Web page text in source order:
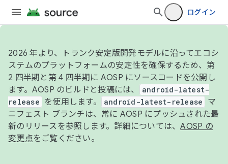
ログイン
2026 年より、トランク安定版開発モデルに沿ってエコシ
ステムのプラットフォームの安定性を確保するため、第
2 四半期と第 4 四半期に AOSP にソースコードを公開し
ます。AOSP のビルドと投稿には、
android-latest-
release
を使用します。 android-latest-release
マ
ニフェスト ブランチは、常に AOSP にプッシュされた最
新のリリースを参照します。詳細については、AOSP の
変更点をご覧ください。